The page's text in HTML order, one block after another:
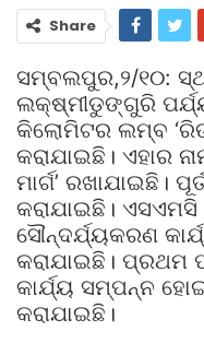
Share
ସମ୍ବଲପୁର,୨/୧୦:
ଲକ୍ଷ୍ମୀଡୁଙ୍ଗୁରି
କିଲୋମିଟର ଲମ୍ବ
କରାଯାଇଛି। ଏହାର
ମାର୍ଗ’ ରଖାଯାଇଛି।
କରାଯାଇଛି।
ସୌନ୍ଦର୍ଯ୍ୟକରଣ
କରାଯାଇଛି। ପ୍ରଥମ
କାର୍ଯ୍ୟ ସମ୍ପନ୍ନ
କରାଯାଇଛି।